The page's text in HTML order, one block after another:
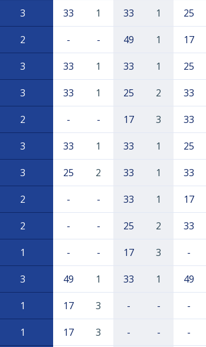
3 33 1 33 1 25
2 - - 49 1 17
3 33 1 33 1 25
3 33 1 25 2 33
2 - - 17 3 33
3 33 1 33 1 25
3 25 2 33 1 33
2 - - 33 1 17
2 - - 25 2 33
1 - - 17 3 -
3 49 1 33 1 49
1 17 3 - - -
1 17 3 - - -